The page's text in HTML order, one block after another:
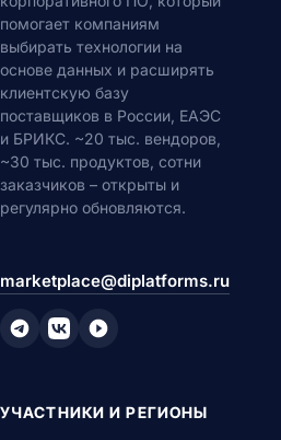
помогает компаниям
выбирать технологии на
основе данных и расширять
клиентскую базу
поставщиков в России, ЕАЭС
и БРИКС. ~20 тыс. вендоров,
~30 тыс. продуктов, сотни
заказчиков – открыты и
регулярно обновляются.
marketplace@diplatforms.ru
УЧАСТНИКИ И РЕГИОНЫ